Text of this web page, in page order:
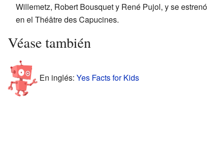
Willemetz, Robert Bousquet y René Pujol, y se estrenó
en el Théâtre des Capucines.
Véase también
En inglés: Yes Facts for Kids